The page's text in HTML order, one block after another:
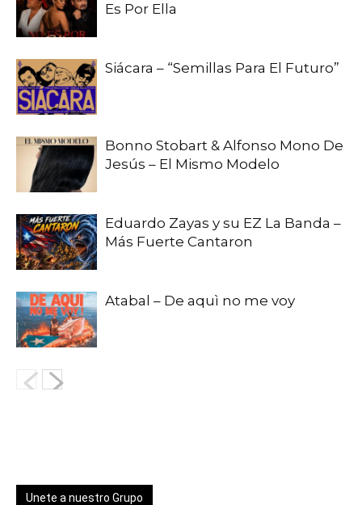
Es Por Ella
Siácara – “Semillas Para El Futuro”
Bonno Stobart & Alfonso Mono De
Jesús – El Mismo Modelo
Eduardo Zayas y su EZ La Banda –
Más Fuerte Cantaron
Atabal – De aquì no me voy
Unete a nuestro Grupo